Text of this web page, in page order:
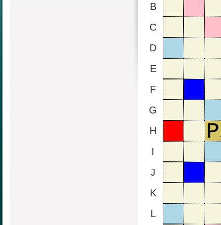
B
C
D
E
F
G
H
I
J
K
L